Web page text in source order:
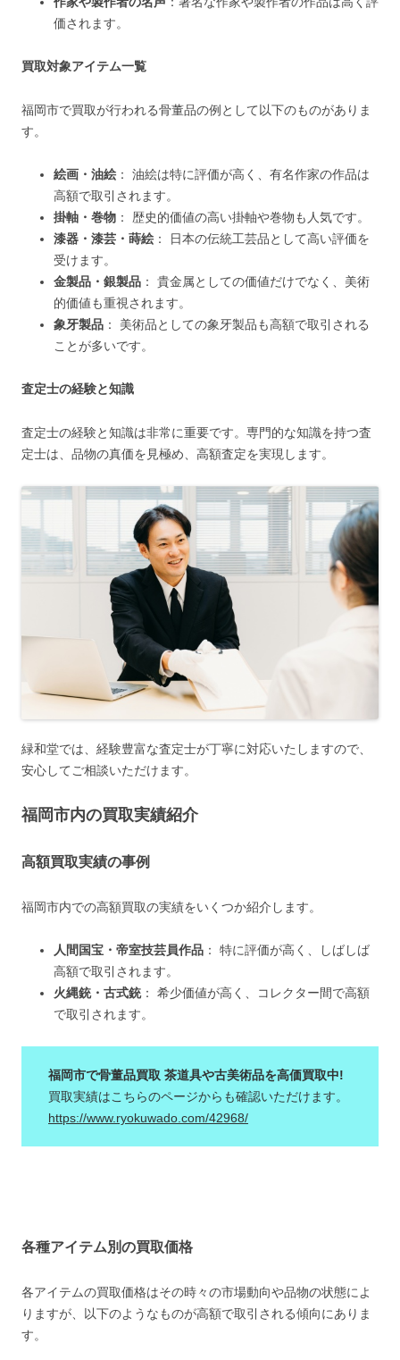
価されます​​​​。
買取対象アイテム一覧
福岡市で買取が行われる骨董品の例として以下のものがありま
す。
絵画・油絵 ​​： 油絵は特に評価が高く、有名作家の作品は
高額で取引されます。
掛軸・巻物 ​​： 歴史的価値の高い掛軸や巻物も人気です。
漆器・漆芸・蒔絵 ​​： 日本の伝統工芸品として高い評価を
受けます。
金製品・銀製品 ​​​​： 貴金属としての価値だけでなく、美術
的価値も重視されます。
象牙製品 ​​： 美術品としての象牙製品も高額で取引される
ことが多いです。
査定士の経験と知識
査定士の経験と知識は非常に重要です。専門的な知識を持つ査
定士は、品物の真価を見極め、高額査定を実現します。
緑和堂では、経験豊富な査定士が丁寧に対応いたしますので、
安心してご相談いただけます。
福岡市内の買取実績紹介
高額買取実績の事例
福岡市内での高額買取の実績をいくつか紹介します。
人間国宝・帝室技芸員作品 ​​： 特に評価が高く、しばしば
高額で取引されます。
火縄銃・古式銃​​： 希少価値が高く、コレクター間で高額
で取引されます。
福岡市で骨董品買取 茶道具や古美術品を高価買取中!
買取実績はこちらのページからも確認いただけます。
https://www.ryokuwado.com/42968/
各種アイテム別の買取価格
各アイテムの買取価格はその時々の市場動向や品物の状態によ
りますが、以下のようなものが高額で取引される傾向にありま
す。